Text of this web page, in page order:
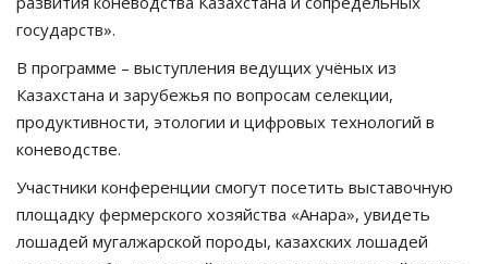
государств».
В программе – выступления ведущих учёных из
Казахстана и зарубежья по вопросам селекции,
продуктивности, этологии и цифровых технологий в
коневодстве.
Участники конференции смогут посетить выставочную
площадку фермерского хозяйства «Анара», увидеть
лошадей мугалжарской породы, казахских лошадей